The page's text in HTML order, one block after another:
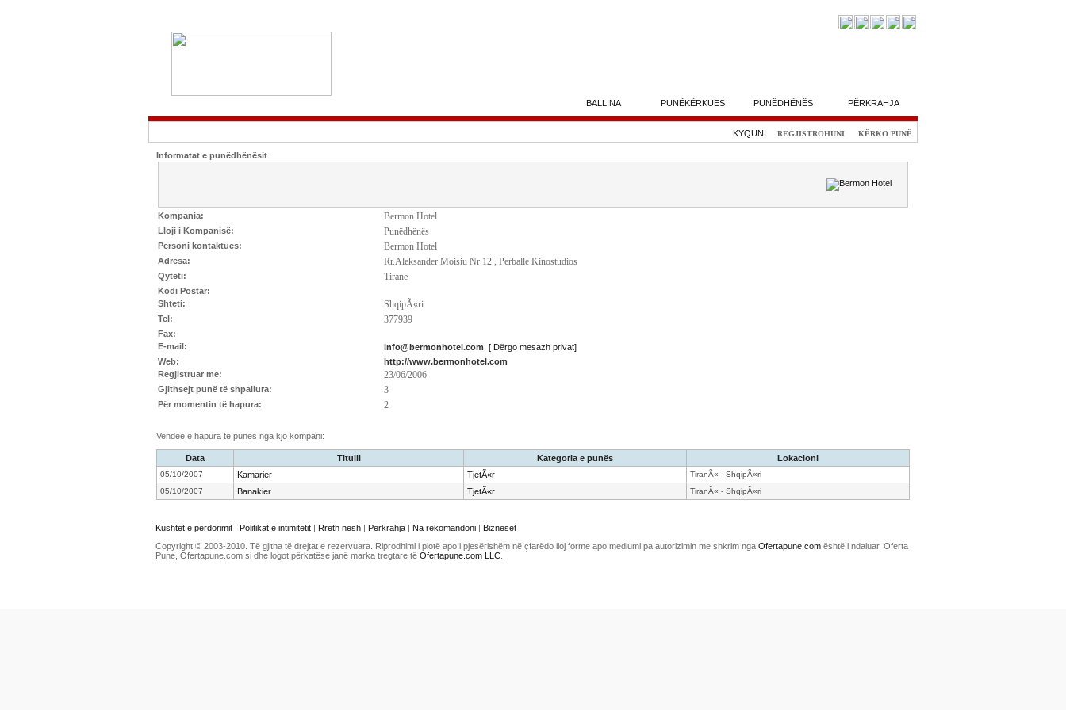
BALLINA PUNËKËRKUES PUNËDHËNËS PËRKRAHJA
KYQUNI REGJISTROHUNI KËRKO PUNË
Informatat e punëdhënësit
Kompania: Bermon Hotel
Lloji i Kompanisë: Punëdhënës
Personi kontaktues: Bermon Hotel
Adresa: Rr.Aleksander Moisiu Nr 12 , Perballe Kinostudios
Qyteti: Tirane
Kodi Postar:
Shteti:
ShqipÃ«ri
Tel: 377939
Fax:
E-mail:
info@bermonhotel.com [ Dërgo mesazh privat]
Web:
http://www.bermonhotel.com
Regjistruar me:
23/06/2006
Gjithsejt punë të shpallura: 3
Për momentin të hapura: 2
Vendee e hapura të punës nga kjo kompani:
Data Titulli Kategoria e punës Lokacioni
05/10/2007 Kamarier TjetÃ«r
TiranÃ« - ShqipÃ«ri
05/10/2007
Banakier TjetÃ«r TiranÃ« - ShqipÃ«ri
Kushtet e përdorimit | Politikat e intimitetit | Rreth nesh | Përkrahja | Na rekomandoni | Bizneset
Copyright © 2003-2010. Të gjitha të drejtat e rezervuara. Riprodhimi i plotë apo i pjesërishëm në çfarëdo lloj forme apo mediumi pa autorizimin me shkrim nga Ofertapune.com është i ndaluar. Oferta
Pune, Ofertapune.com si dhe logot përkatëse janë marka tregtare të Ofertapune.com LLC